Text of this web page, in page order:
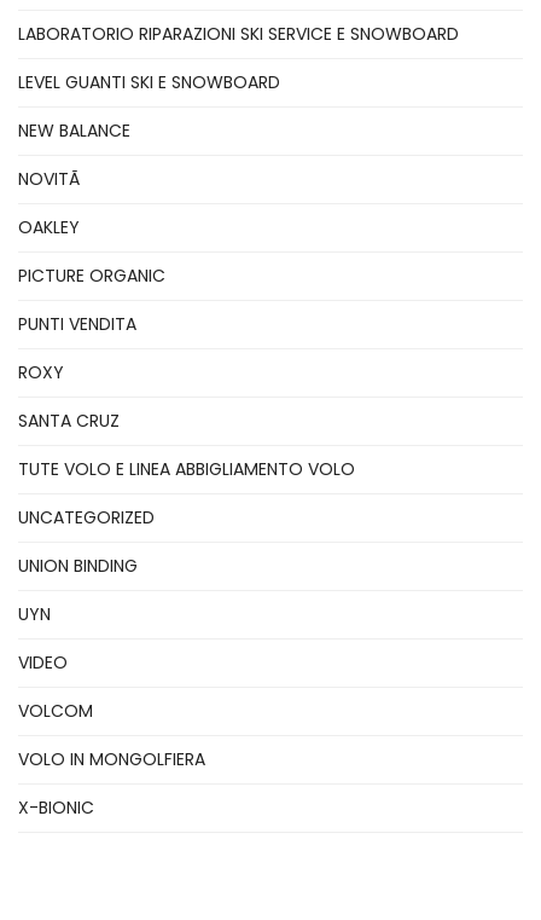
LABORATORIO RIPARAZIONI SKI SERVICE E SNOWBOARD
LEVEL GUANTI SKI E SNOWBOARD
NEW BALANCE
NOVITÃ
OAKLEY
PICTURE ORGANIC
PUNTI VENDITA
ROXY
SANTA CRUZ
TUTE VOLO E LINEA ABBIGLIAMENTO VOLO
UNCATEGORIZED
UNION BINDING
UYN
VIDEO
VOLCOM
VOLO IN MONGOLFIERA
X-BIONIC